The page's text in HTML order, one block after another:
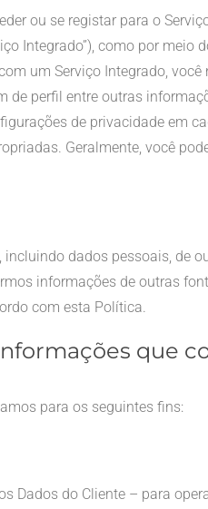
ou se registar para o
Integrado”), como por meio
um Serviço Integrado,
de perfil entre outras
de privacidade em
Geralmente, você
dados pessoais, de
informações de outras
com esta Política.
que
para os seguintes fins:
Dados do Cliente – para